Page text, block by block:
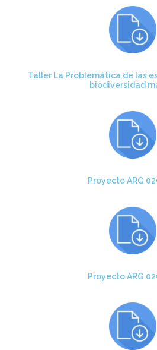
Taller La Problemática de las
biodiversidad
Proyecto ARG
Proyecto ARG